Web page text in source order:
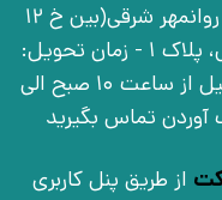
تهران، خ انقلاب، خ 12 فروردین، خ روانمهر شرقی(بین خ 12
فروردین و خ فخر رازی)، بن‌بست اوّل، پلاک 1 - زمان تحویل:
شنبه تا چهارشنبه به جز روزهای تعطیل از ساعت 10 صبح الی
از طریق پنل کاربری